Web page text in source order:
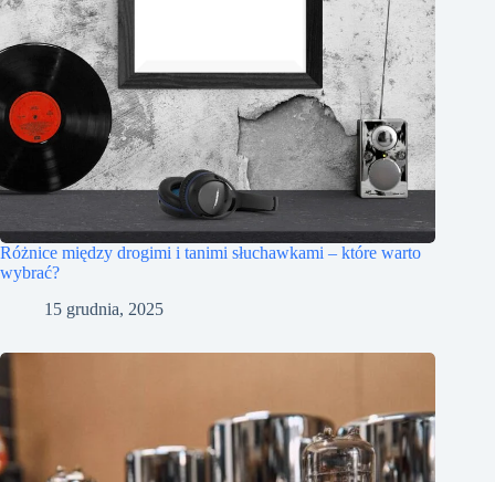
Różnice między drogimi i tanimi słuchawkami – które warto
wybrać?
15 grudnia, 2025